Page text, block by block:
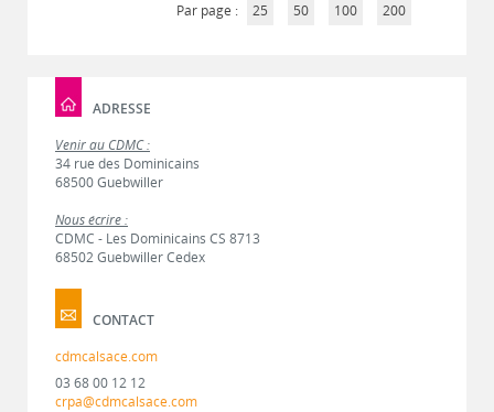
Par page :
25 50 100 200
ADRESSE
Venir au CDMC :
34 rue des Dominicains
68500 Guebwiller
Nous écrire :
CDMC - Les Dominicains CS 8713
68502 Guebwiller Cedex
CONTACT
cdmcalsace.com
03 68 00 12 12
crpa@cdmcalsace.com